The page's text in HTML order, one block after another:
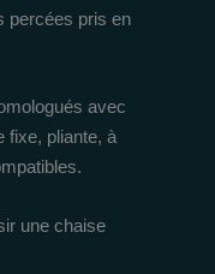
percées pris en
avec
fixe, pliante, à
une chaise